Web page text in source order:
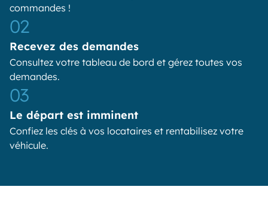
commandes !
02
Recevez des demandes
Consultez votre tableau de bord et gérez toutes vos
demandes.
03
Le départ est imminent
Confiez les clés à vos locataires et rentabilisez votre
véhicule.